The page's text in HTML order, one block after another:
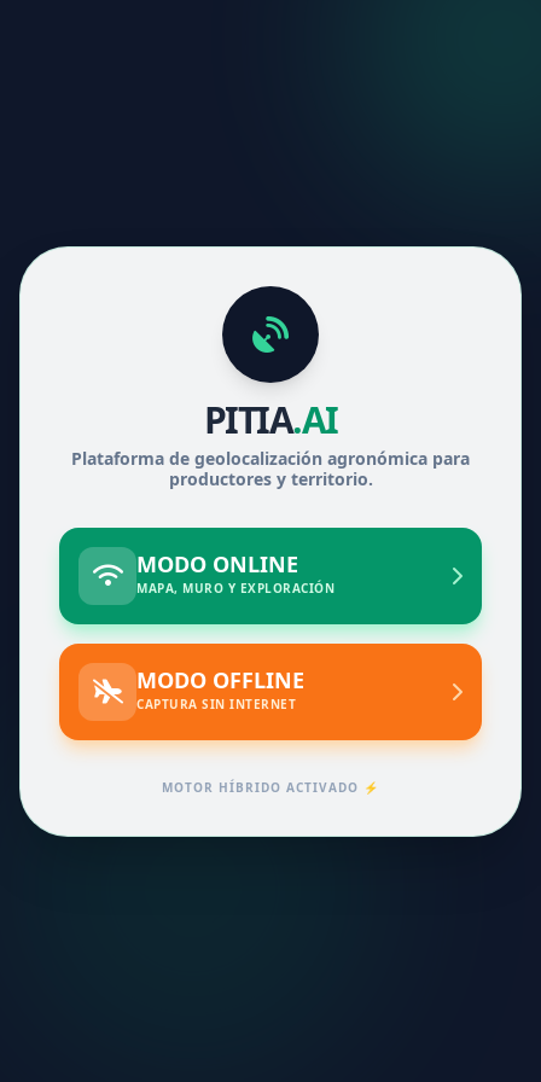
PITIA.AI
Plataforma de geolocalización agronómica para
productores y territorio.
MODO ONLINE
MAPA, MURO Y EXPLORACIÓN
MODO OFFLINE
CAPTURA SIN INTERNET
MOTOR HÍBRIDO ACTIVADO ⚡